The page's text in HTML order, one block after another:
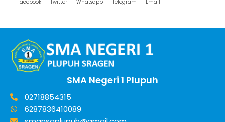
Facebook Twitter Whatsapp Telegram Email
SMA Negeri 1 Plupuh
02718854315
6287836410089